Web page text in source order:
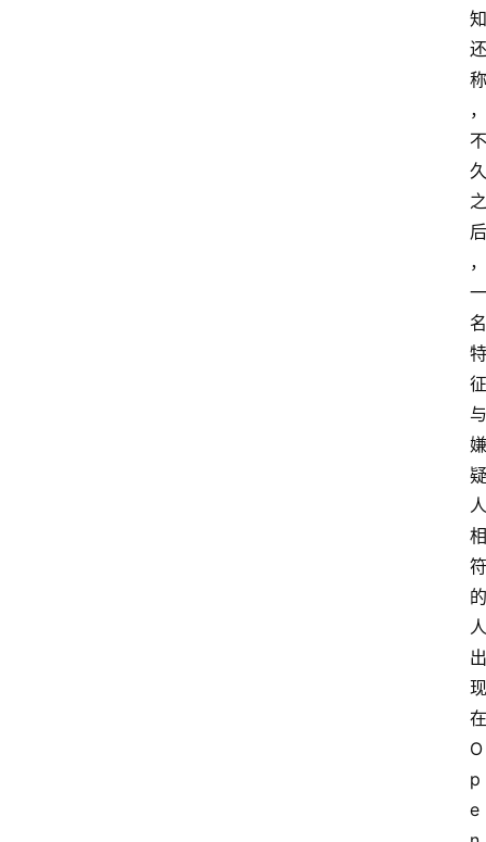
知
还
称
，
不
久
之
后
，
一
名
特
征
与
嫌
疑
人
相
符
的
人
出
现
在
O
p
e